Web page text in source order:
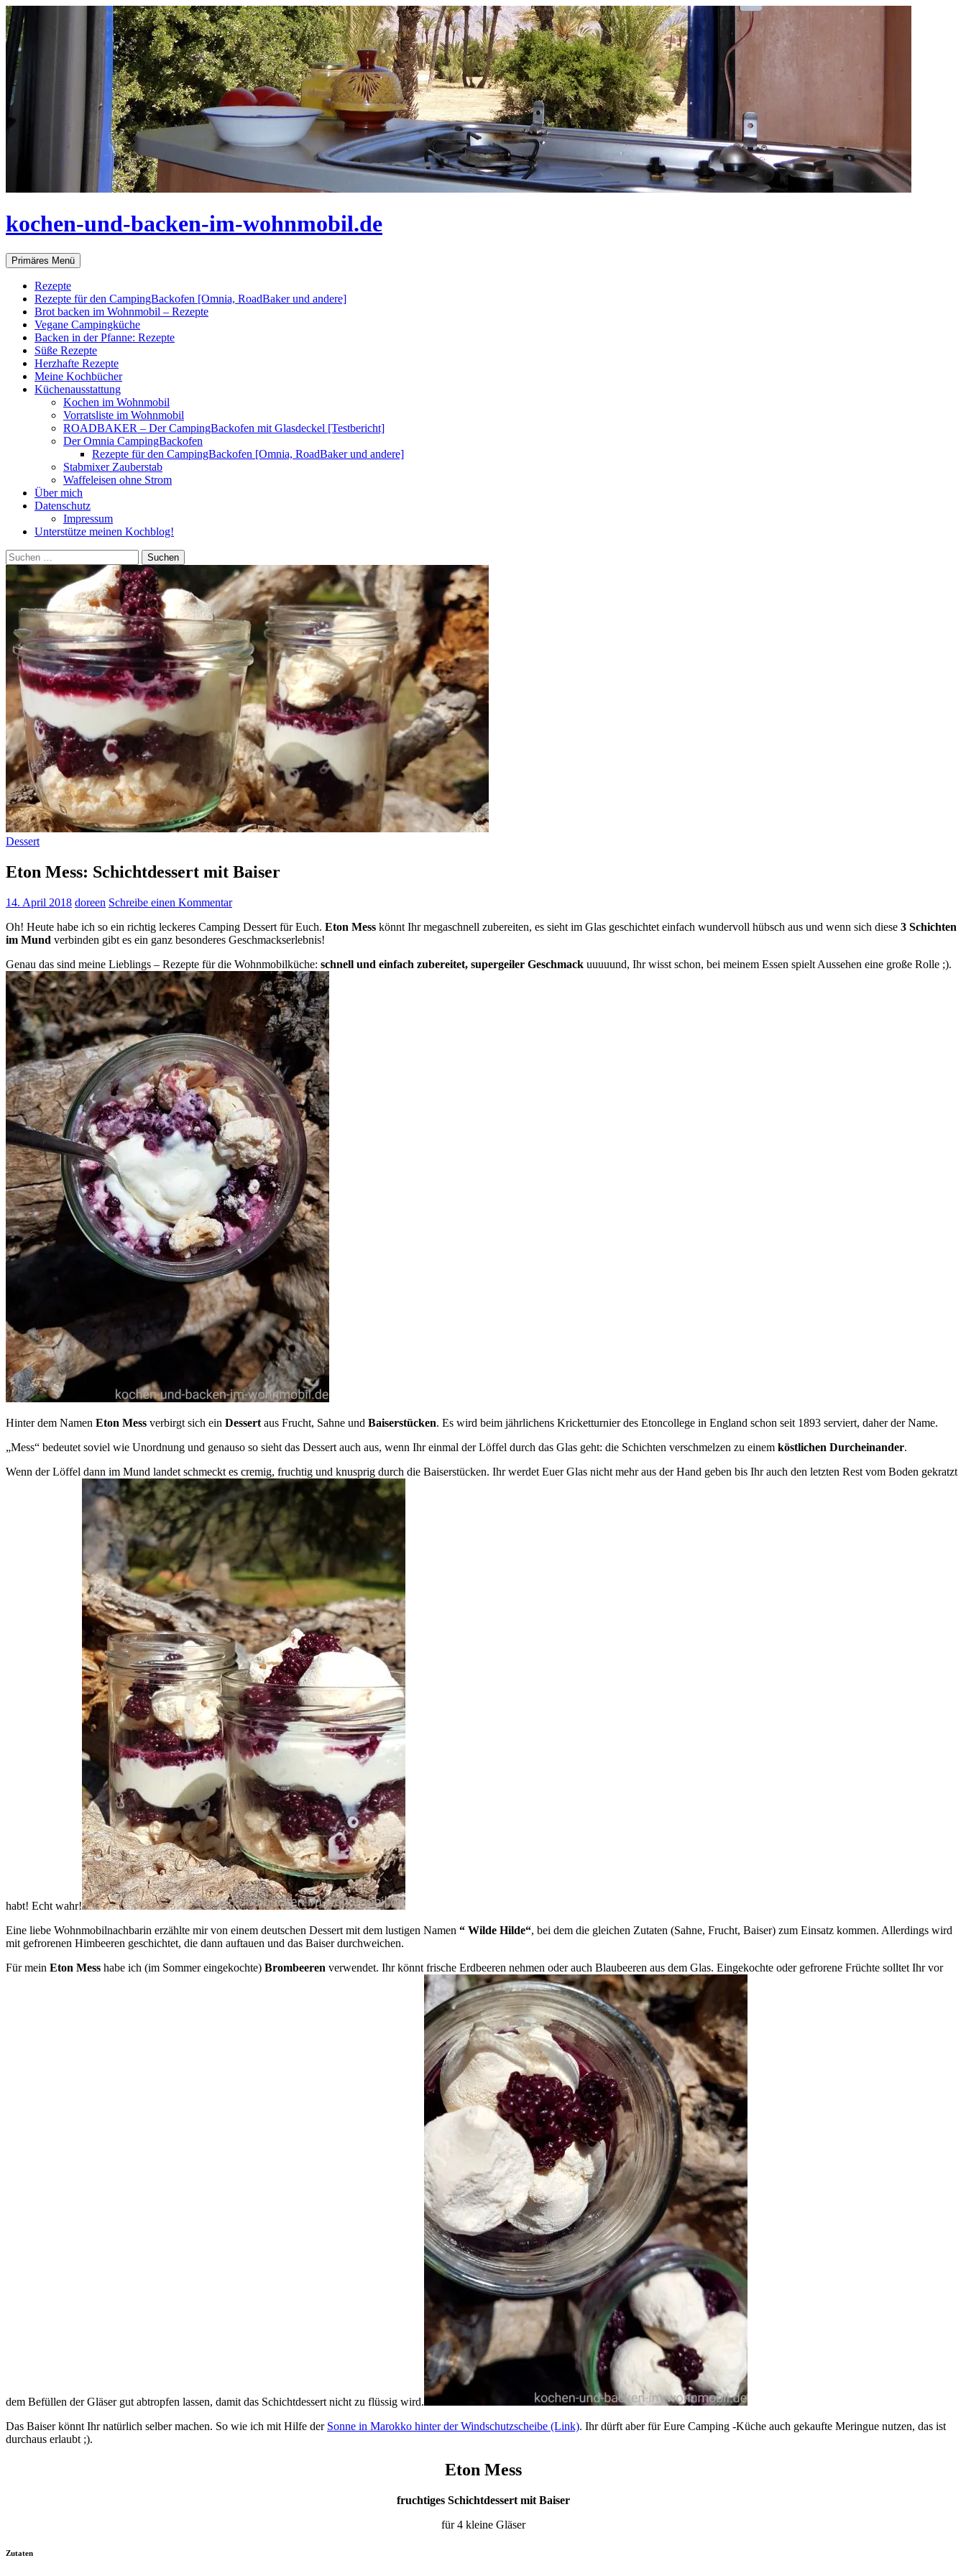
Zum
Inhalt
springen
kochen-und-backen-im-wohnmobil.de
Suchen
Primäres Menü
Rezepte
Rezepte für den CampingBackofen [Omnia, RoadBaker und andere]
Brot backen im Wohnmobil – Rezepte
Vegane Campingküche
Backen in der Pfanne: Rezepte
Süße Rezepte
Herzhafte Rezepte
Meine Kochbücher
Küchenausstattung
Kochen im Wohnmobil
Vorratsliste im Wohnmobil
ROADBAKER – Der CampingBackofen mit Glasdeckel [Testbericht]
Der Omnia CampingBackofen
Rezepte für den CampingBackofen [Omnia, RoadBaker und andere]
Stabmixer Zauberstab
Waffeleisen ohne Strom
Über mich
Datenschutz
Impressum
Unterstütze meinen Kochblog!
Suchen
nach:
Dessert
Eton Mess: Schichtdessert mit Baiser
14. April 2018 doreen Schreibe einen Kommentar
Oh! Heute habe ich so ein richtig leckeres Camping Dessert für Euch. Eton Mess könnt Ihr megaschnell zubereiten, es sieht im Glas geschichtet einfach wundervoll hübsch aus und wenn sich diese 3 Schichten
im Mund verbinden gibt es ein ganz besonderes Geschmackserlebnis!
Genau das sind meine Lieblings – Rezepte für die Wohnmobilküche: schnell und einfach zubereitet, supergeiler Geschmack uuuuund, Ihr wisst schon, bei meinem Essen spielt Aussehen eine große Rolle ;).
Hinter dem Namen Eton Mess verbirgt sich ein Dessert aus Frucht, Sahne und Baiserstücken. Es wird beim jährlichens Kricketturnier des Etoncollege in England schon seit 1893 serviert, daher der Name.
„Mess“ bedeutet soviel wie Unordnung und genauso so sieht das Dessert auch aus, wenn Ihr einmal der Löffel durch das Glas geht: die Schichten verschmelzen zu einem köstlichen Durcheinander.
Wenn der Löffel dann im Mund landet schmeckt es cremig, fruchtig und knusprig durch die Baiserstücken. Ihr werdet Euer Glas nicht mehr aus der Hand geben bis Ihr auch den letzten Rest vom Boden gekratzt
habt! Echt wahr!
Eine liebe Wohnmobilnachbarin erzählte mir von einem deutschen Dessert mit dem lustigen Namen “ Wilde Hilde“, bei dem die gleichen Zutaten (Sahne, Frucht, Baiser) zum Einsatz kommen. Allerdings wird
mit gefrorenen Himbeeren geschichtet, die dann auftauen und das Baiser durchweichen.
Für mein Eton Mess habe ich (im Sommer eingekochte) Brombeeren verwendet. Ihr könnt frische Erdbeeren nehmen oder auch Blaubeeren aus dem Glas. Eingekochte oder gefrorene Früchte solltet Ihr vor
dem Befüllen der Gläser gut abtropfen lassen, damit das Schichtdessert nicht zu flüssig wird.
Das Baiser könnt Ihr natürlich selber machen. So wie ich mit Hilfe der Sonne in Marokko hinter der Windschutzscheibe (Link). Ihr dürft aber für Eure Camping -Küche auch gekaufte Meringue nutzen, das ist
durchaus erlaubt ;).
Eton Mess
fruchtiges Schichtdessert mit Baiser
für 4 kleine Gläser
Zutaten